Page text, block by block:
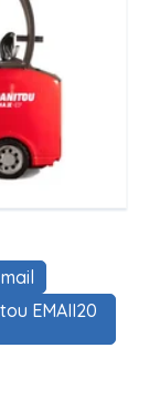
EMAII20